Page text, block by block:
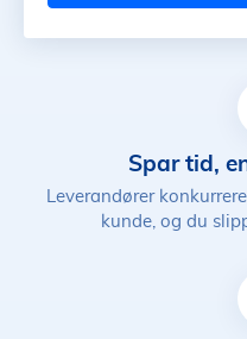
Spar tid,
Leverandører
kunde, og du